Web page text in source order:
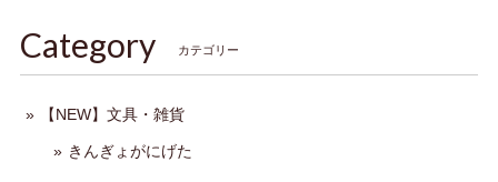
Category カテゴリー
【NEW】文具・雑貨
きんぎょがにげた